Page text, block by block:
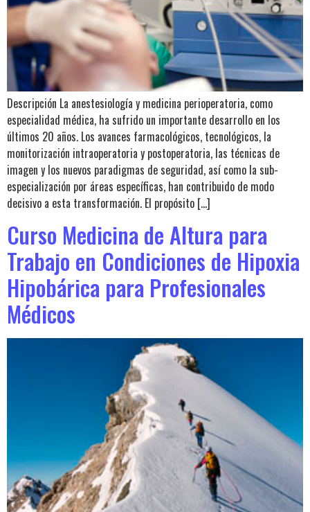
Descripción La anestesiología y medicina perioperatoria, como
especialidad médica, ha sufrido un importante desarrollo en los
últimos 20 años. Los avances farmacológicos, tecnológicos, la
monitorización intraoperatoria y postoperatoria, las técnicas de
imagen y los nuevos paradigmas de seguridad, así como la sub-
especialización por áreas específicas, han contribuido de modo
decisivo a esta transformación. El propósito […]
Curso Medicina de Altura para
Trabajo en Condiciones de Hipoxia
Hipobárica para Profesionales
Médicos